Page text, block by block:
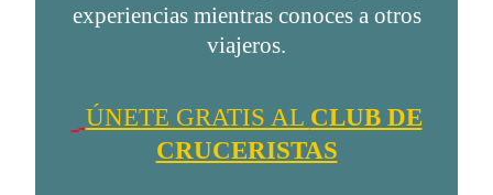
experiencias mientras conoces a otros
viajeros.
ÚNETE GRATIS AL CLUB DE
CRUCERISTAS